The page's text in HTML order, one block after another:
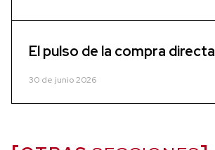
El pulso de la compra directa
30 de junio 2026